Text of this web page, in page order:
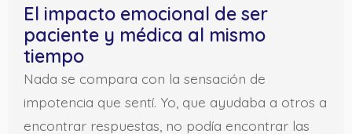
El impacto emocional de ser
paciente y médica al mismo
tiempo
Nada se compara con la sensación de
impotencia que sentí. Yo, que ayudaba a otros a
encontrar respuestas, no podía encontrar las